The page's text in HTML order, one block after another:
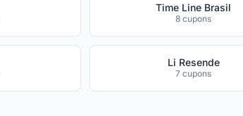
Time Line Brasil
8 cupons
Li Resende
7 cupons